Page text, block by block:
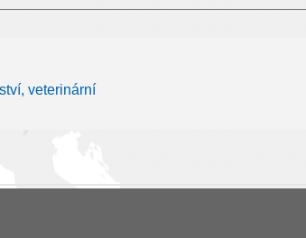
veterinární